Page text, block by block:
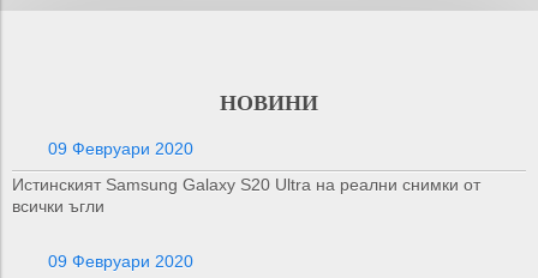
НОВИНИ
09 Февруари 2020
Истинският Samsung Galaxy S20 Ultra на реални снимки от
всички ъгли
09 Февруари 2020